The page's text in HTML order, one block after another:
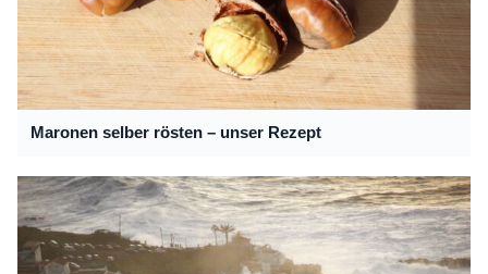
Maronen selber rösten – unser Rezept